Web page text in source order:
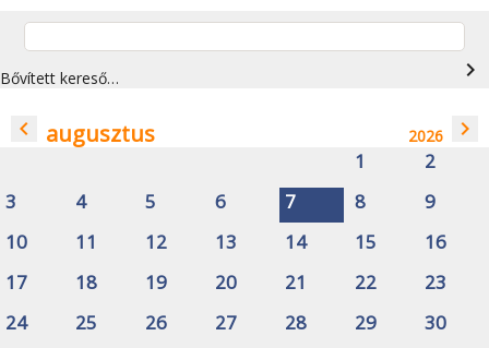
Bővített kereső… navigate_next
navigate_before augusztus 2026 navigate_next
1
2
3
4 5 6 7 8
9
10
11 12 13 14 15
16
17
18 19 20 21 22
23
24
25 26 27 28 29
30